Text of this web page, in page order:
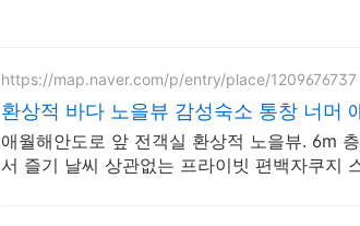
https://map.naver.com/p/entry/place/1209676737
환상적 바다 노을뷰 감성숙소 통창 너머
애월해안도로 앞 전객실 환상적 노을뷰. 6m
서 즐기 날씨 상관없는 프라이빗 편백자쿠지